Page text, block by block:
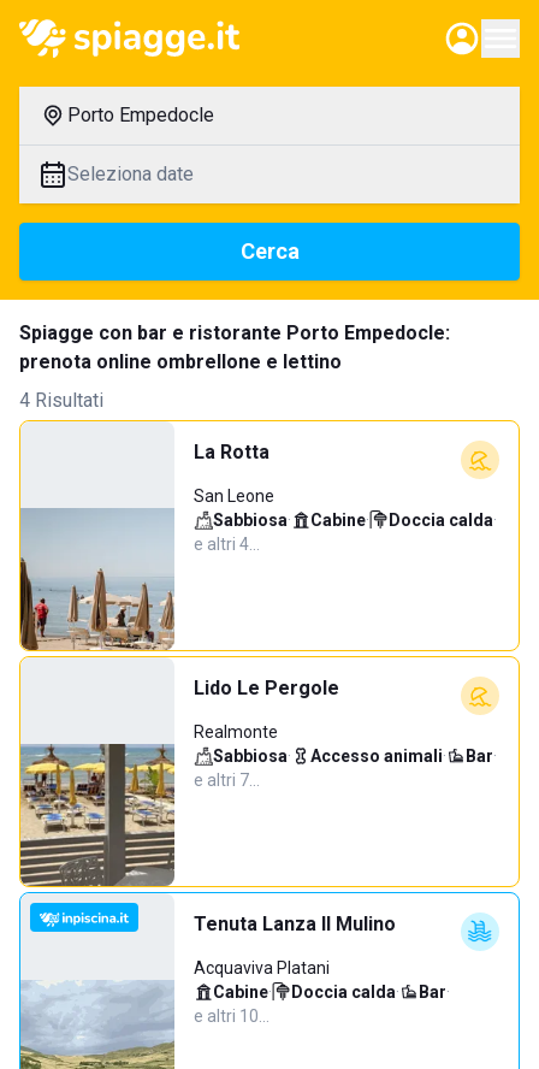
Porto Empedocle
Seleziona date
Cerca
Spiagge con bar e ristorante Porto Empedocle:
prenota online ombrellone e lettino
4 Risultati
La Rotta
San Leone
Sabbiosa· Cabine· Doccia calda·
e altri 4…
Lido Le Pergole
Realmonte
Sabbiosa· Accesso animali· Bar·
e altri 7…
Tenuta Lanza Il Mulino
Acquaviva Platani
Cabine· Doccia calda· Bar·
e altri 10…